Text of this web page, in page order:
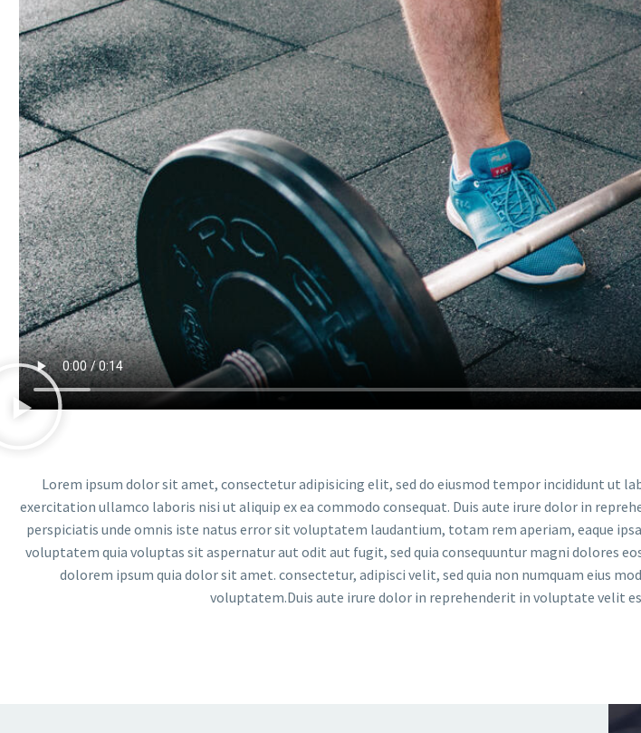
Lorem ipsum dolor sit amet, consectetur adipisicing elit, sed do eiusmod tempor incididunt ut
exercitation ullamco laboris nisi ut aliquip ex ea commodo consequat. Duis aute irure dolor in
perspiciatis unde omnis iste natus error sit voluptatem laudantium, totam rem aperiam, eaque
voluptatem quia voluptas sit aspernatur aut odit aut fugit, sed quia consequuntur magni dolores
dolorem ipsum quia dolor sit amet. consectetur, adipisci velit, sed quia non numquam eius
voluptatem.Duis aute irure dolor in reprehenderit in voluptate velit